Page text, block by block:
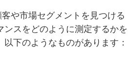
や市場セグメントを見つける
スをどのように測定するかを
下のようなものがあります：